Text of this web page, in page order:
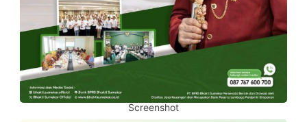
Screenshot